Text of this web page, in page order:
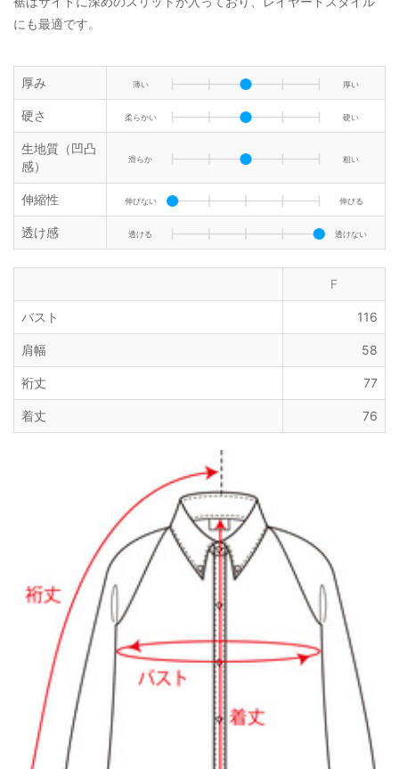
にも最適です。
厚み 薄い 厚い
硬さ 柔らかい 硬い
生地質（凹凸
感）
滑らか 粗い
伸縮性 伸びない 伸びる
透け感 透ける 透けない
F
バスト 116
肩幅 58
裄丈 77
着丈 76